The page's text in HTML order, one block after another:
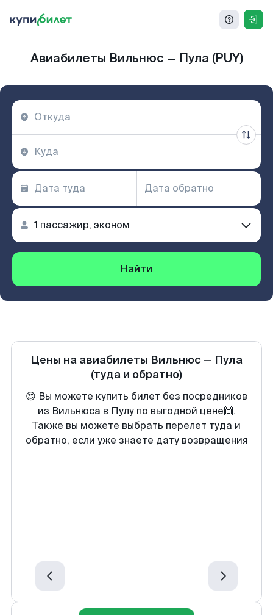
Авиабилеты Вильнюс — Пула (PUY)
Найти
Цены на авиабилеты Вильнюс — Пула
(туда и обратно)
😍 Вы можете купить билет без посредников
из Вильнюса в Пулу по выгодной цене🙌.
Также вы можете выбрать перелет туда и
обратно, если уже знаете дату возвращения